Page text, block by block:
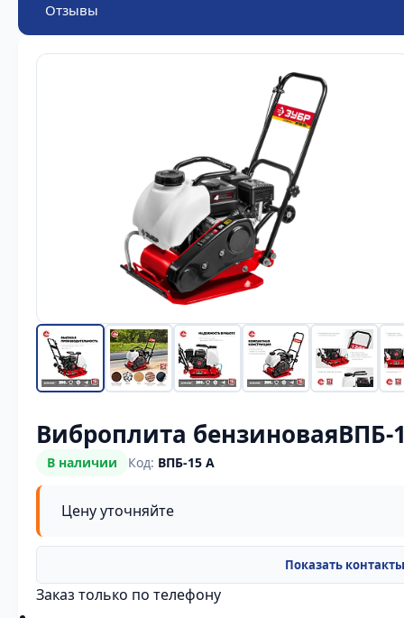
Отзывы
Виброплита
В наличии Код: ВПБ-15 А
Цену уточняйте
Заказ только по телефону